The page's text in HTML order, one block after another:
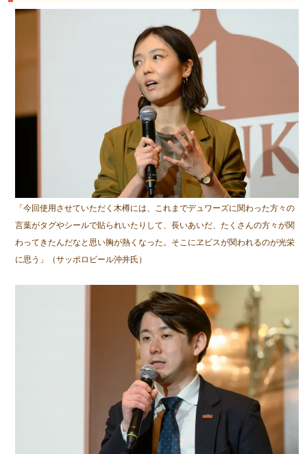
「今回使用させていただく木樽には、これまでデュワーズに関わった方々の
言葉がタグやシールで貼られいたりして、長いあいだ、たくさんの方々が関
わってきたんだなと思い胸が熱くなった。そこにヱビスが関われるのが光栄
に思う」（サッポロビール沖井氏）